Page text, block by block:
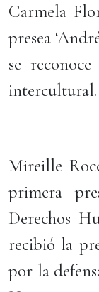
Carmela
presea
se
intercultural.
Mireille
primera
Derechos
recibió la
por la